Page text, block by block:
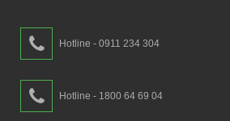
Hotline - 0911 234 304
Hotline - 1800 64 69 04